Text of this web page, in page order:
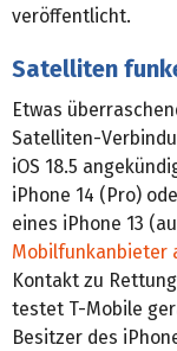
veröffentlicht.
Satelliten
Etwas
Satelliten-
iOS 18.5
iPhone 14 (Pro)
eines iPhone 13
Mobilfunkanbieter
Kontakt zu
testet T-Mobile
Besitzer des